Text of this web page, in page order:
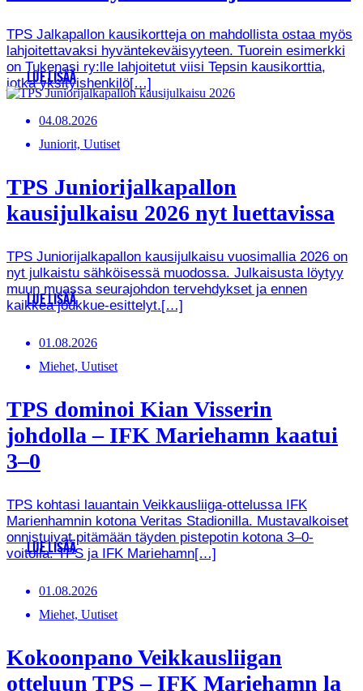
TPS Jalkapallon kausikortteja on mahdollista ostaa myös
lahjoitettavaksi hyväntekeväisyyteen. Tuorein esimerkki
on Tukenasi ry:lle lahjoitetut viisi Tepsin kausikorttia,
jotka yksityishenkilö[…]
LUE LISÄÄ
04.08.2026
Juniorit, Uutiset
TPS Juniorijalkapallon
kausijulkaisu 2026 nyt luettavissa
TPS Juniorijalkapallon kausijulkaisu vuosimallia 2026 on
nyt julkaistu sähköisessä muodossa. Julkaisusta löytyy
muun muassa seurajohdon tervehdykset ja ennen
kaikkea joukkue-esittelyt.[…]
LUE LISÄÄ
01.08.2026
Miehet, Uutiset
TPS dominoi Kian Visserin
johdolla – IFK Mariehamn kaatui
3–0
TPS kohtasi lauantain Veikkausliiga-ottelussa IFK
Marienhamnin kotona Veritas Stadionilla. Mustavalkoiset
onnistuivat pitämään täyden pistepotin kotona 3–0-
voitolla. TPS ja IFK Mariehamn[…]
LUE LISÄÄ
01.08.2026
Miehet, Uutiset
Kokoonpano Veikkausliigan
otteluun TPS – IFK Mariehamn la